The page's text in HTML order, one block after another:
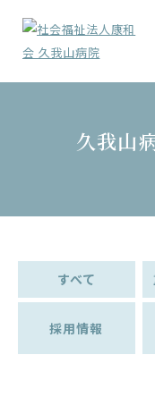
久我山
すべて
採用情報